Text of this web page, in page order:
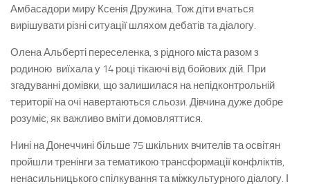
Амбасадори миру Ксенія Дружина. Тож діти вчаться
вирішувати різні ситуації шляхом дебатів та діалогу.
Олена Альберті переселенка, з рідного міста разом з
родиною виїхала у 14 році тікаючі від бойових дій. При
згадуванні домівки, що залишилася на непідконтрольній
території на очі навертаються сльози. Дівчина дуже добре
розуміє, як важливо вміти домовляттися.
Нині на Донеччині більше 75 шкільних вчителів та освітян
пройшли тренінги за тематикою трансформації конфліктів,
ненасильницького спілкування та міжкультурного діалогу. І